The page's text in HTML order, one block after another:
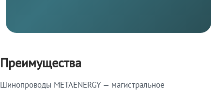
Преимущества
Шинопроводы METAENERGY — магистральное